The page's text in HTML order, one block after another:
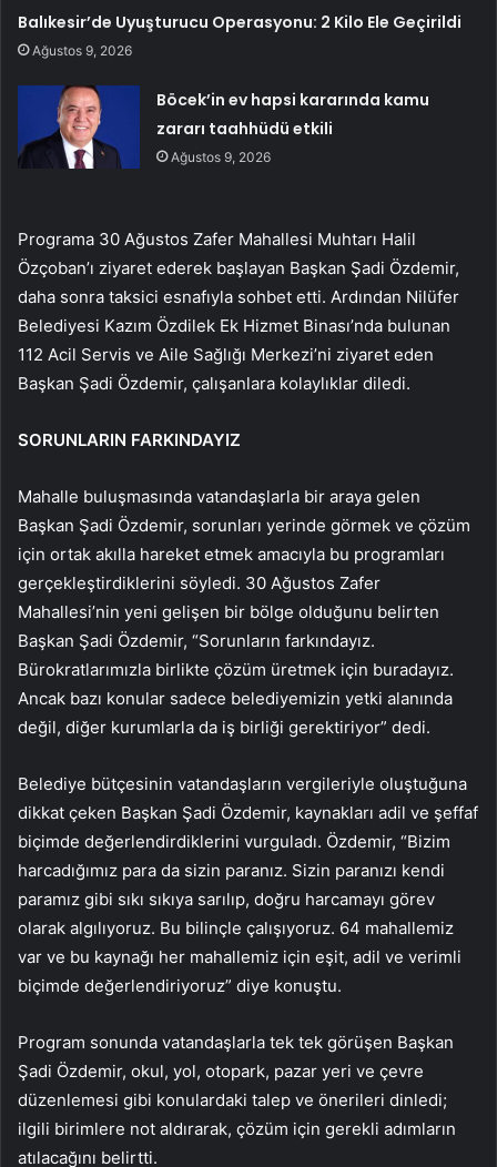
Balıkesir’de Uyuşturucu Operasyonu: 2 Kilo Ele Geçirildi
Ağustos 9, 2026
Böcek’in ev hapsi kararında kamu
zararı taahhüdü etkili
Ağustos 9, 2026
Programa 30 Ağustos Zafer Mahallesi Muhtarı Halil
Özçoban’ı ziyaret ederek başlayan Başkan Şadi Özdemir,
daha sonra taksici esnafıyla sohbet etti. Ardından Nilüfer
Belediyesi Kazım Özdilek Ek Hizmet Binası’nda bulunan
112 Acil Servis ve Aile Sağlığı Merkezi’ni ziyaret eden
Başkan Şadi Özdemir, çalışanlara kolaylıklar diledi.
SORUNLARIN FARKINDAYIZ
Mahalle buluşmasında vatandaşlarla bir araya gelen
Başkan Şadi Özdemir, sorunları yerinde görmek ve çözüm
için ortak akılla hareket etmek amacıyla bu programları
gerçekleştirdiklerini söyledi. 30 Ağustos Zafer
Mahallesi’nin yeni gelişen bir bölge olduğunu belirten
Başkan Şadi Özdemir, “Sorunların farkındayız.
Bürokratlarımızla birlikte çözüm üretmek için buradayız.
Ancak bazı konular sadece belediyemizin yetki alanında
değil, diğer kurumlarla da iş birliği gerektiriyor” dedi.
Belediye bütçesinin vatandaşların vergileriyle oluştuğuna
dikkat çeken Başkan Şadi Özdemir, kaynakları adil ve şeffaf
biçimde değerlendirdiklerini vurguladı. Özdemir, “Bizim
harcadığımız para da sizin paranız. Sizin paranızı kendi
paramız gibi sıkı sıkıya sarılıp, doğru harcamayı görev
olarak algılıyoruz. Bu bilinçle çalışıyoruz. 64 mahallemiz
var ve bu kaynağı her mahallemiz için eşit, adil ve verimli
biçimde değerlendiriyoruz” diye konuştu.
Program sonunda vatandaşlarla tek tek görüşen Başkan
Şadi Özdemir, okul, yol, otopark, pazar yeri ve çevre
düzenlemesi gibi konulardaki talep ve önerileri dinledi;
ilgili birimlere not aldırarak, çözüm için gerekli adımların
atılacağını belirtti.